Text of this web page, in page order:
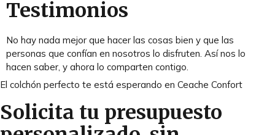
Testimonios
No hay nada mejor que hacer las cosas bien y que las
personas que confían en nosotros lo disfruten. Así nos lo
hacen saber, y ahora lo comparten contigo.
El colchón perfecto te está esperando en Ceache Confort
Solicita tu presupuesto